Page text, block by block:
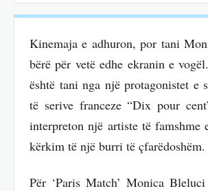
Kinemaja e adhuron, por tani
bërë për vetë edhe ekranin e
është tani nga një protagonistet e
të serive franceze “Dix pour
interpreton një artiste të famshme
kërkim të një burri të çfarëdoshëm.
Për ‘Paris Match’ Monica